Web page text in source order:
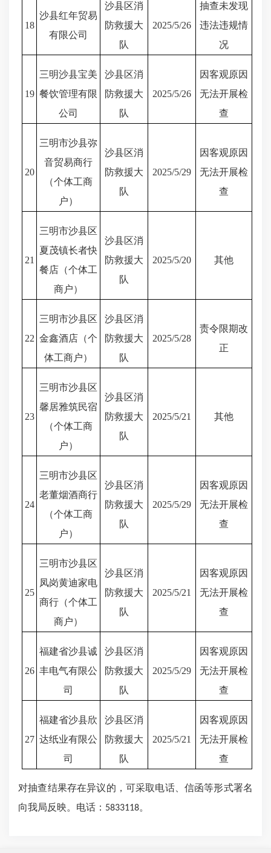
18
沙县红年贸易
有限公司
沙县区消
防救援大
队
2025/5/26
抽查未发现
违法违规情
况
19
三明沙县宝美
餐饮管理有限
公司
沙县区消
防救援大
队
2025/5/26
因客观原因
无法开展检
查
20
三明市沙县弥
音贸易商行
（个体工商
户）
沙县区消
防救援大
队
2025/5/29
因客观原因
无法开展检
查
21
三明市沙县区
夏茂镇长者快
餐店（个体工
商户）
沙县区消
防救援大
队
2025/5/20 其他
22
三明市沙县区
金鑫酒店（个
体工商户）
沙县区消
防救援大
队
2025/5/28
责令限期改
正
23
三明市沙县区
馨居雅筑民宿
（个体工商
户）
沙县区消
防救援大
队
2025/5/21 其他
24
三明市沙县区
老董烟酒商行
（个体工商
户）
沙县区消
防救援大
队
2025/5/29
因客观原因
无法开展检
查
25
三明市沙县区
凤岗黄迪家电
商行（个体工
商户）
沙县区消
防救援大
队
2025/5/21
因客观原因
无法开展检
查
26
福建省沙县诚
丰电气有限公
司
沙县区消
防救援大
队
2025/5/29
因客观原因
无法开展检
查
27
福建省沙县欣
达纸业有限公
司
沙县区消
防救援大
队
2025/5/21
因客观原因
无法开展检
查
对抽查结果存在异议的，可采取电话、信函等形式署名
向我局反映。电话： 5833118。